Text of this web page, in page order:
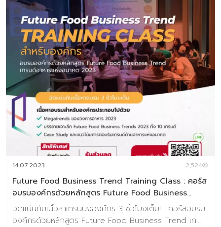
เนื้อหาภายในเล่ม ชุดข้อมูลวิจัยเทรนด์ประกอบไปด้วย 6 เท
รนด์ความต้องการของผู้บริโภคยุคใหม่ 10 แนวโน้มธุรกิจ
อาหารแห่งอนาคต และ 31 เทรนด์ย่อยประกอบไปด้วย >10
แนวโน้มธุรกิจอาหารแห่งอนาคต ประกอบไปด้วย
Personalized Nutrition Well-Mental Eating Fermented
taste of time Extraordinary Meal Through The Root
Alcoholic Journey Foods for the world Alternative
Protein FoodTech Edible Beauty >ข้อมูลตัวอย่างกรณี
ศึกษากว่า 100 ตัวอย่าง >ผลการวิจัยผู้บริโภคชาวไทย 800
ตัวอย่าง เกี่ยวกับการตอบรับเทรนด์อนาคตอาหาร จำนวน
160 หน้า พิเศษ ราคา 2,900 จากปกติ 3,500 บาท พิเศษ
ห้ามพลาดกับ Exclusive Training Class บรรยาย 3 ชั่วโมง
โดย คุณปรมา ทิพย์ธนทรัพย์ ผู้อำนวยการศูนย์วิจัยเทรนด์
และคอนเซ็ปต์แห่งอนาคต บารามีซี่แล็บ โดยลูกค้าสามารถร่วม
กันออกแบบเนื้อหาเทรนด์ด้านอาหารแห่งอนาคตที่ตรงประเด็น
และสอดคล้องกับ […]
14.07.2023 2,524
Future Food Business Trend Training Class : คอร์ส
อบรมองค์กรด้วยหลักสูตร Future Food Business
Trend เทรนด์อาหารแห่งอนาคต 2023
อัดแน่นกับเนื้อหาเทรนนิงองค์กร 3 ชั่วโมงเต็ม! . คอร์สอบรม
องค์กรด้วยหลักสูตร Future Food Business Trend เท